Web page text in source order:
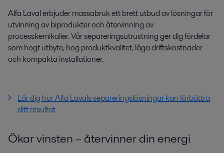
Alfa Laval erbjuder massabruk ett brett utbud av lösningar för
utvinning av biprodukter och återvinning av
processkemikalier. Vår separeringsutrustning ger dig fördelar
som högt utbyte, hög produktkvalitet, låga driftskostnader
och kompakta installationer.
Lär dig hur Alfa Lavals separeringslösningar kan förbättra
ditt resultat
Ökar vinsten – återvinner din energi